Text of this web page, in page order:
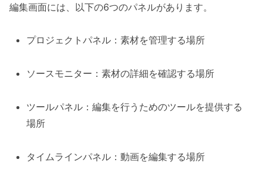
編集画面には、以下の6つのパネルがあります。
プロジェクトパネル：素材を管理する場所
ソースモニター：素材の詳細を確認する場所
ツールパネル：編集を行うためのツールを提供する
場所
タイムラインパネル：動画を編集する場所